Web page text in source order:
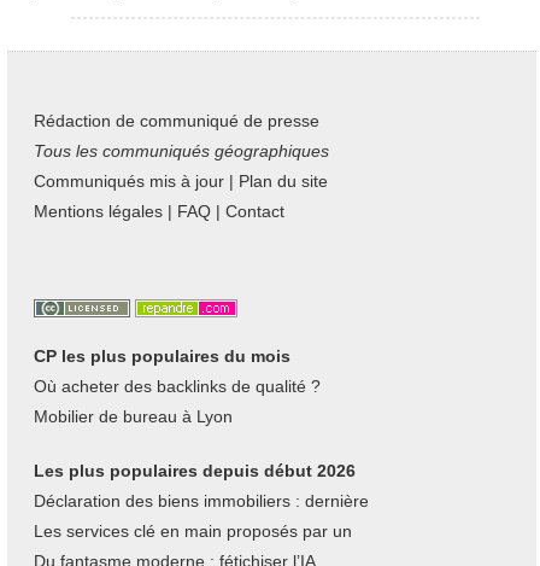
Rédaction de communiqué de presse
Tous les communiqués géographiques
Communiqués mis à jour | Plan du site
Mentions légales | FAQ | Contact
CP les plus populaires du mois
Où acheter des backlinks de qualité ?
Mobilier de bureau à Lyon
Les plus populaires depuis début 2026
Déclaration des biens immobiliers : dernière
Les services clé en main proposés par un
Du fantasme moderne : fétichiser l’IA,